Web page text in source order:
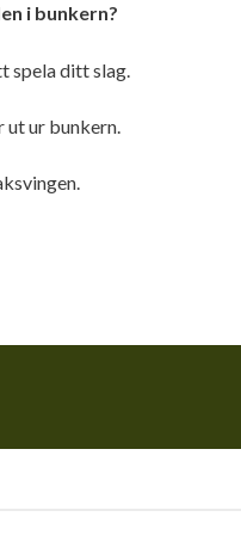
i bunkern?
spela ditt slag.
ut ur bunkern.